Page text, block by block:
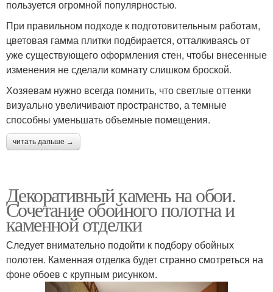
пользуется огромной популярностью.
При правильном подходе к подготовительным работам,
цветовая гамма плитки подбирается, отталкиваясь от
уже существующего оформления стен, чтобы внесенные
изменения не сделали комнату слишком броской.
Хозяевам нужно всегда помнить, что светлые оттенки
визуально увеличивают пространство, а темные
способны уменьшать объемные помещения.
читать дальше →
Декоративный камень на обои.
Сочетание обойного полотна и
каменной отделки
Следует внимательно подойти к подбору обойных
полотен. Каменная отделка будет странно смотреться на
фоне обоев с крупным рисунком.